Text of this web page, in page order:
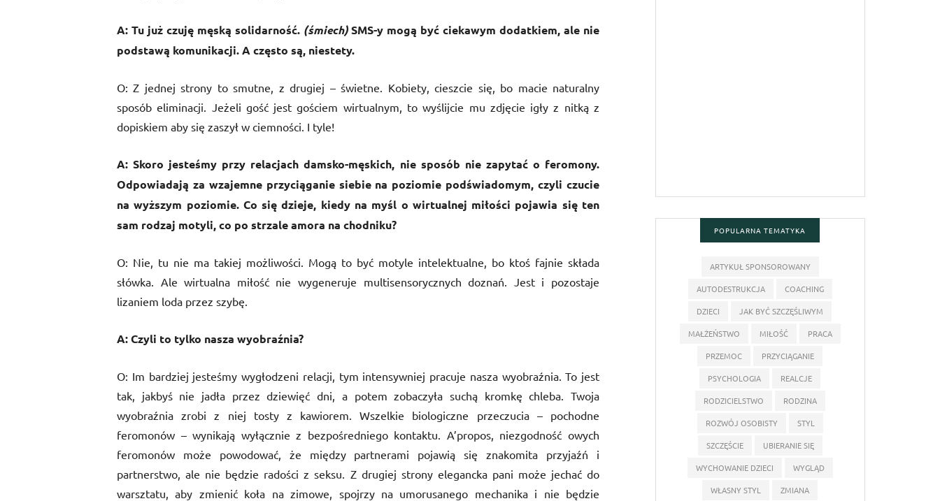
A: Tu już czuję męską solidarność. (śmiech)SMS-y mogą być ciekawym dodatkiem, ale nie
podstawą komunikacji. A często są, niestety.
O: Z jednej strony to smutne, z drugiej – świetne. Kobiety, cieszcie się, bo macie naturalny
sposób eliminacji. Jeżeli gość jest gościem wirtualnym, to wyślijcie mu zdjęcie igły z nitką z
dopiskiem aby się zaszył w ciemności. I tyle!
A: Skoro jesteśmy przy relacjach damsko-męskich, nie sposób nie zapytać o feromony.
Odpowiadają za wzajemne przyciąganie siebie na poziomie podświadomym, czyli czucie
na wyższym poziomie. Co się dzieje, kiedy na myśl o wirtualnej miłości pojawia się ten
sam rodzaj motyli, co po strzale amora na chodniku?
O: Nie, tu nie ma takiej możliwości. Mogą to być motyle intelektualne, bo ktoś fajnie składa
słówka. Ale wirtualna miłość nie wygeneruje multisensorycznych doznań. Jest i pozostaje
lizaniem loda przez szybę.
A: Czyli to tylko nasza wyobraźnia?
O: Im bardziej jesteśmy wygłodzeni relacji, tym intensywniej pracuje nasza wyobraźnia. To jest
tak, jakbyś nie jadła przez dziewięć dni, a potem zobaczyła suchą kromkę chleba. Twoja
wyobraźnia zrobi z niej tosty z kawiorem. Wszelkie biologiczne przeczucia – pochodne
feromonów – wynikają wyłącznie z bezpośredniego kontaktu. A’propos, niezgodność owych
feromonów może powodować, że między partnerami pojawią się znakomita przyjaźń i
partnerstwo, ale nie będzie radości z seksu. Z drugiej strony elegancka pani może jechać do
warsztatu, aby zmienić koła na zimowe, spojrzy na umorusanego mechanika i nie będzie
POPULARNA TEMATYKA
ARTYKUŁ SPONSOROWANY
AUTODESTRUKCJA
COACHING
DZIECI
JAK BYĆ SZCZĘŚLIWYM
MAŁŻEŃSTWO
MIŁOŚĆ
PRACA
PRZEMOC
PRZYCIĄGANIE
PSYCHOLOGIA
REALCJE
RODZICIELSTWO
RODZINA
ROZWÓJ OSOBISTY
STYL
SZCZĘŚCIE
UBIERANIE SIĘ
WYCHOWANIE DZIECI
WYGLĄD
WŁASNY STYL
ZMIANA